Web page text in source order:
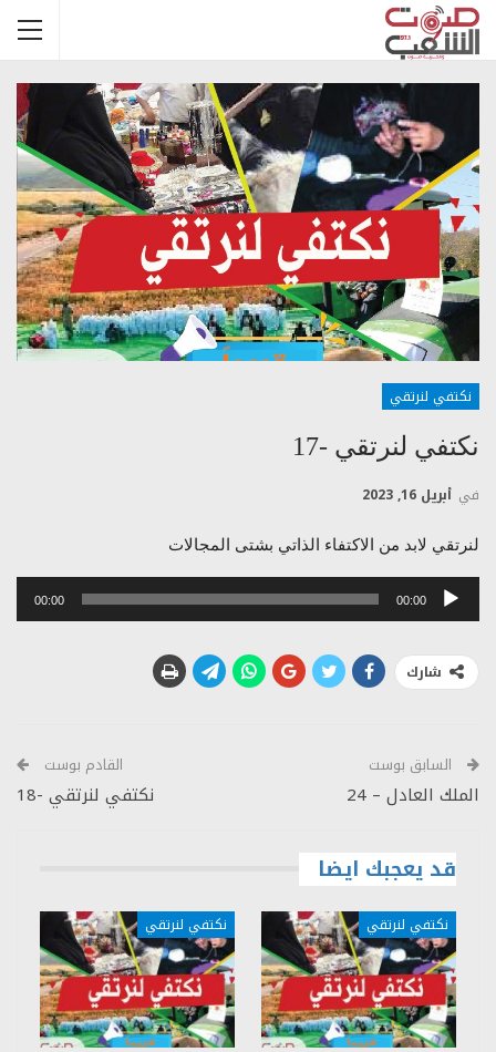
نكتفي لنرتقي
نكتفي لنرتقي -17
في أبريل 16, 2023
لنرتقي لابد من الاكتفاء الذاتي بشتى المجالات
مشغل
00:00
00:00
شارك
السابق بوست
الملك العادل – 24
القادم بوست
نكتفي لنرتقي -18
قد يعجبك ايضا
نكتفي لنرتقي نكتفي لنرتقي